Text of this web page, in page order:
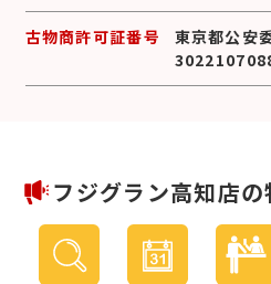
古物商許可証番号
東京都公安
フジグラン高知店